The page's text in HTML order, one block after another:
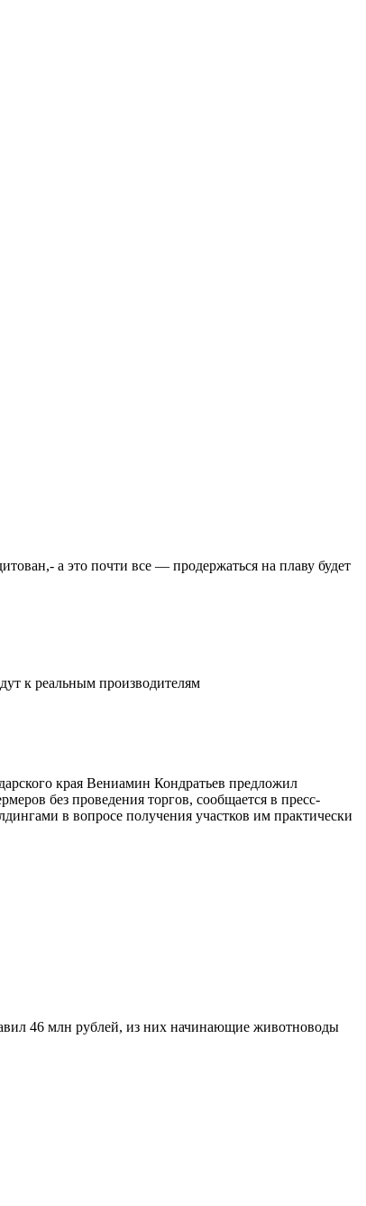
а это почти все — продержаться на плаву будет
к реальным производителям
края Вениамин Кондратьев предложил
без проведения торгов, сообщается в пресс-
в вопросе получения участков им практически
46 млн рублей, из них начинающие животноводы